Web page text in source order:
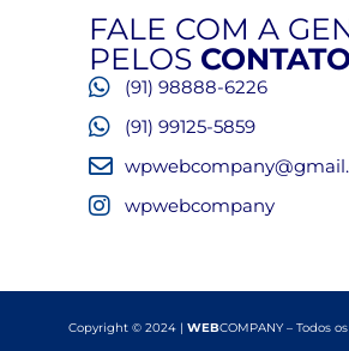
FALE COM A
PELOS
(91) 98888-6226
(91) 99125-5859
wpwebcompany
Copyright © 2024 | WEBCOMPANY – Todos